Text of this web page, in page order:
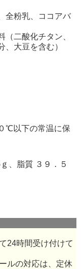
全粉乳、ココアバ
（二酸化チタン、
、大豆を含む）
℃以下の常温に保
、脂質 ３９．５
24時間受け付けて
ルの対応は、定休